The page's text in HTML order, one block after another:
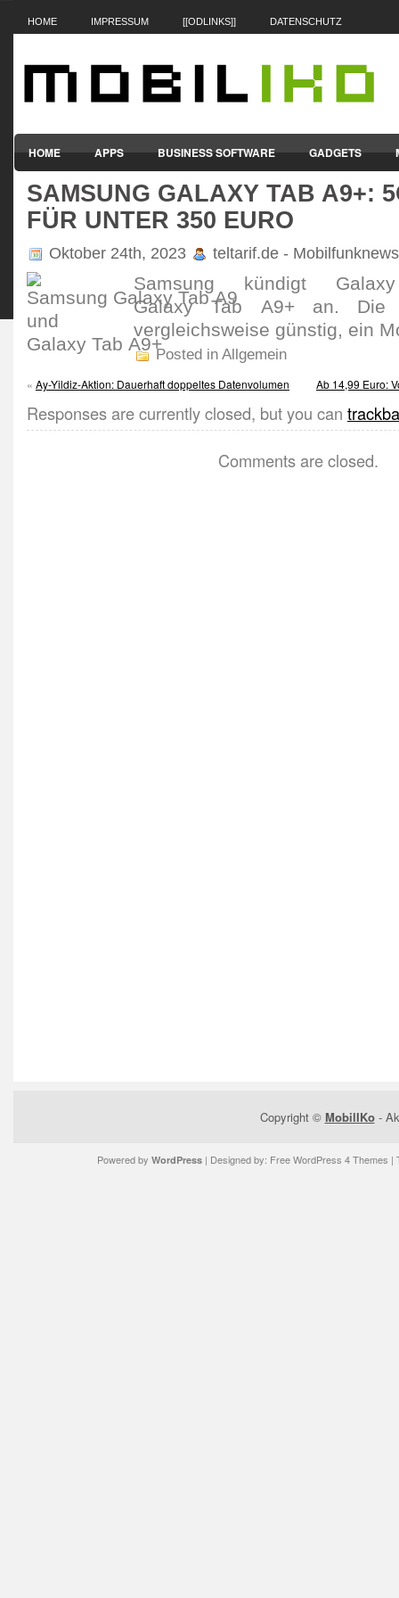
HOME IMPRESSUM [[ODLINKS]] DATENSCHUTZ
HOME APPS BUSINESS SOFTWARE GADGETS
SMARTPHONES & HANDYS TABLET-PCS VERTRÄGE &
SAMSUNG GALAXY TAB A9+:
FÜR UNTER 350 EURO
Oktober 24th, 2023 teltarif.de - Mobilfunknews
Samsung kündigt
Galaxy Tab A9+ an. Die
vergleichs­weise günstig, ein
Posted in Allgemein
« Ay-Yildiz-Aktion: Dauerhaft doppeltes Datenvolumen Ab 14,99 Euro:
Responses are currently closed, but you can
Comments are closed.
Copyright © MobilIKo-
Powered by WordPress| Designed by: Free WordPress 4 Themes |